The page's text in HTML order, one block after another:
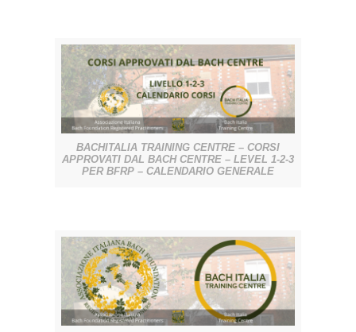
BACHITALIA TRAINING CENTRE – CORSI
APPROVATI DAL BACH CENTRE – LEVEL 1-2-3
PER BFRP – CALENDARIO GENERALE